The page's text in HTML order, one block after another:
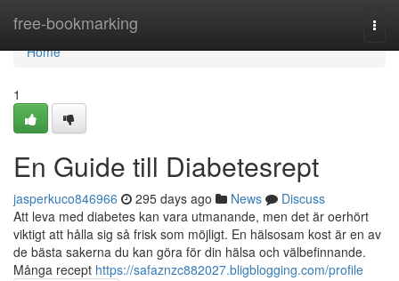
free-bookmarking
Home
Home
1
En Guide till Diabetesrept
jasperkuco846966 295 days ago News
Discuss
Att leva med diabetes kan vara utmanande, men det är oerhört
viktigt att hålla sig så frisk som möjligt. En hälsosam kost är en av
de bästa sakerna du kan göra för din hälsa och välbefinnande.
Många recept https://safaznzc882027.bligblogging.com/profile